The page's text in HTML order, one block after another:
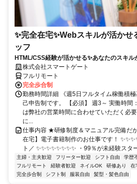
✨完全在宅✨Webスキルが活かせ
ッフ
HTML/CSS経験が活かせる✨あなたのスキ
株式会社スマートゲート
フルリモート
完全歩合制
勤務時間詳細 《週5日フルタイム稼働積
己申告制です。 【必須】 週3～ 実働時
は弊社の営業時間に合わせていただく必
に...
仕事内容 ★研修制度＆マニュアル完備だ
在宅】電子書籍制作のお仕事です！
ト／ ✨✨✨✨✨✨✨✨ ・99％が未経験ス
主婦・主夫歓迎 フリーター歓迎 シフト自由 学歴
フルリモート
経験者歓迎 ネイルOK 研修あり 在
完全歩合制
シフト制 服装自由 髪型・髪色自由